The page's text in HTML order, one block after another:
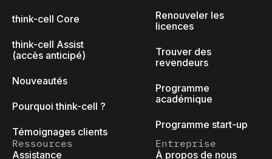
think-cell Core
think-cell Assist
(accès anticipé)
Nouveautés
Pourquoi think-cell ?
Témoignages clients
Renouveler les
licences
Trouver des
revendeurs
Programme
académique
Programme start-up
Ressources
Assistance
Entreprise
À propos de nous